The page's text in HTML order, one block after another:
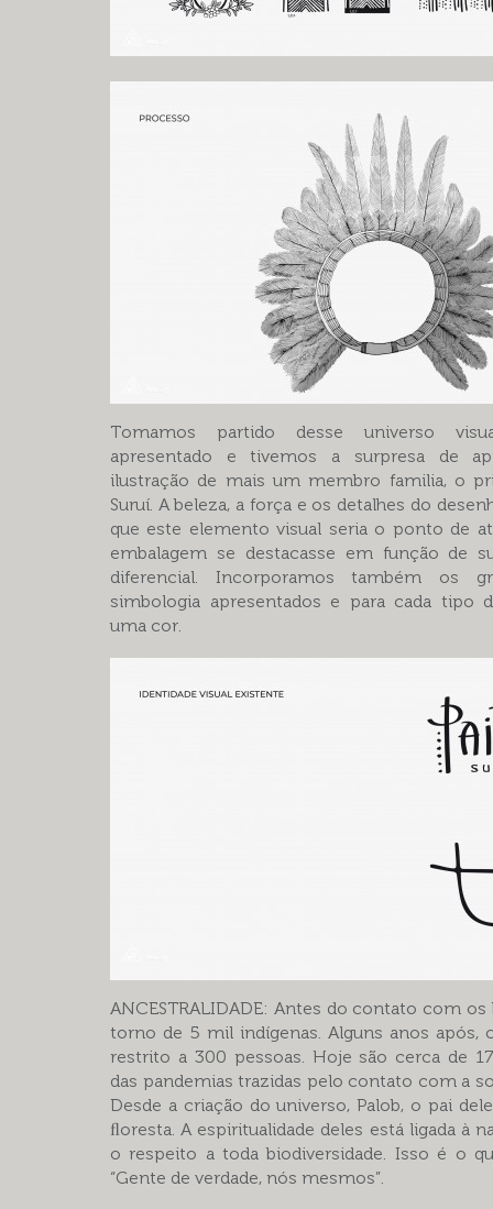
Tomamos partido desse universo
apresentado e tivemos a surpresa de
ilustração de mais um membro familia, o
Suruí. A beleza, a força e os detalhes do
que este elemento visual seria o ponto de
embalagem se destacasse em função de
diferencial. Incorporamos também os
simbologia apresentados e para cada tipo
uma cor.
ANCESTRALIDADE: Antes do contato com
torno de 5 mil indígenas. Alguns anos após,
restrito a 300 pessoas. Hoje são cerca de
das pandemias trazidas pelo contato com a
Desde a criação do universo, Palob, o pai
ﬂoresta. A espiritualidade deles está ligada à
o respeito a toda biodiversidade. Isso é o
“Gente de verdade, nós mesmos”.